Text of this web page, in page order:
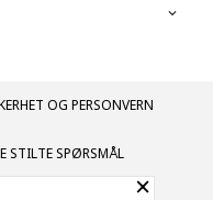
OG PERSONVERN
STILTE SPØRSMÅL
×